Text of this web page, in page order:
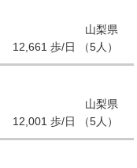
山梨県
12,661 歩/日 （5人）
山梨県
12,001 歩/日 （5人）